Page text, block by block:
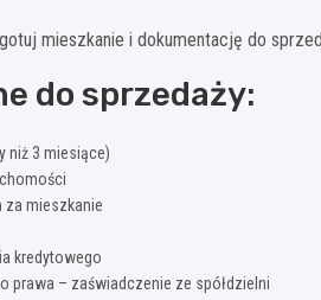
mieszkanie i dokumentację do
do sprzedaży:
niż 3 miesiące)
za mieszkanie
kredytowego
prawa – zaświadczenie ze spółdzielni